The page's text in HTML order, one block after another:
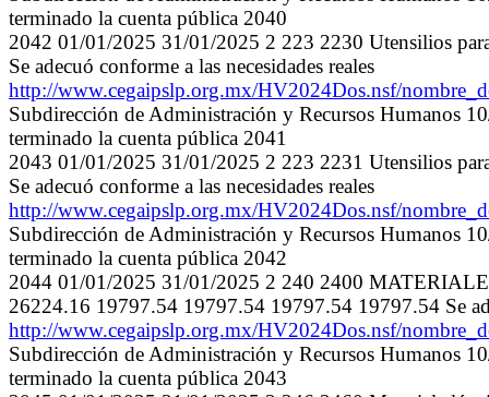
terminado la cuenta pública 2040
2042 01/01/2025 31/01/2025 2 223 2230 Utensilios
Se adecuó conforme a las necesidades reales
http://www.cegaipslp.org.mx/HV2024Dos.nsf/
Subdirección de Administración y Recursos Humanos
terminado la cuenta pública 2041
2043 01/01/2025 31/01/2025 2 223 2231 Utensilios
Se adecuó conforme a las necesidades reales
http://www.cegaipslp.org.mx/HV2024Dos.nsf/
Subdirección de Administración y Recursos Humanos
terminado la cuenta pública 2042
2044 01/01/2025 31/01/2025 2 240 2400
26224.16 19797.54 19797.54 19797.54 19797.54 Se
http://www.cegaipslp.org.mx/HV2024Dos.nsf/
Subdirección de Administración y Recursos Humanos
terminado la cuenta pública 2043